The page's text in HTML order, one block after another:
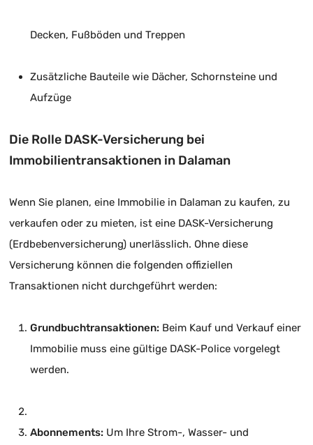
Decken, Fußböden und Treppen
Zusätzliche Bauteile wie Dächer, Schornsteine und
Aufzüge
Die Rolle DASK-Versicherung bei
Immobilientransaktionen in Dalaman
Wenn Sie planen, eine Immobilie in Dalaman zu kaufen, zu
verkaufen oder zu mieten, ist eine DASK-Versicherung
(Erdbebenversicherung) unerlässlich. Ohne diese
Versicherung können die folgenden offiziellen
Transaktionen nicht durchgeführt werden:
Grundbuchtransaktionen: Beim Kauf und Verkauf einer
Immobilie muss eine gültige DASK-Police vorgelegt
werden.
Abonnements: Um Ihre Strom-, Wasser- und